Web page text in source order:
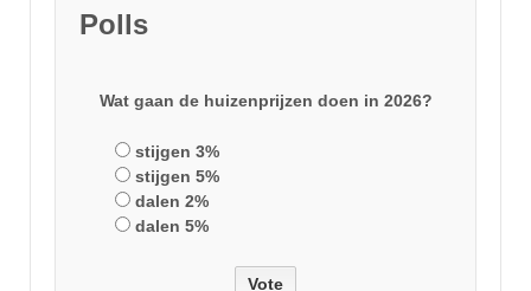
Polls
Wat gaan de huizenprijzen doen in 2026?
stijgen 3%
stijgen 5%
dalen 2%
dalen 5%